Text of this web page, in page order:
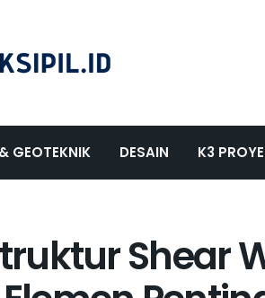
GEOTEKNIK DESAIN K3
Shear